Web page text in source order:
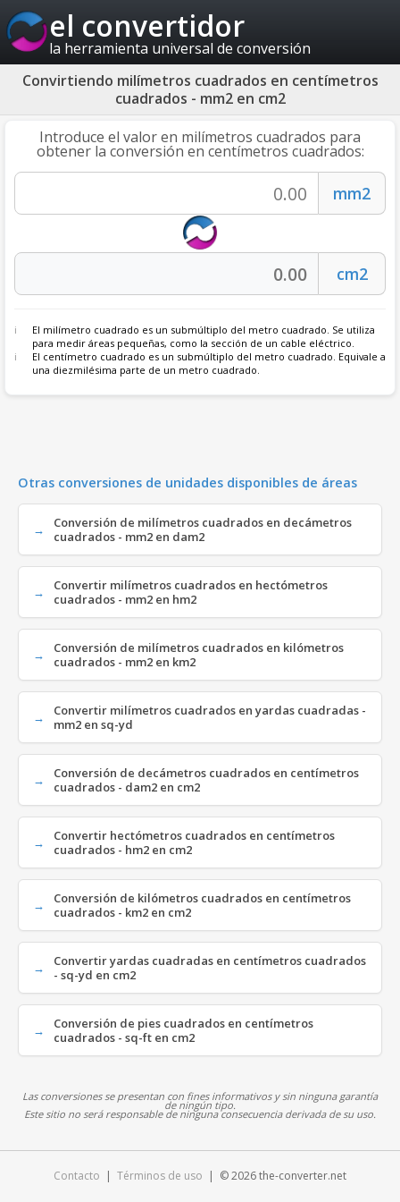
el convertidor
la herramienta universal de conversión
Convirtiendo milímetros cuadrados en centímetros
cuadrados - mm2 en cm2
Introduce el valor en milímetros cuadrados para
obtener la conversión en centímetros cuadrados:
El milímetro cuadrado es un submúltiplo del metro cuadrado. Se utiliza
para medir áreas pequeñas, como la sección de un cable eléctrico.
El centímetro cuadrado es un submúltiplo del metro cuadrado. Equivale a
una diezmilésima parte de un metro cuadrado.
Otras conversiones de unidades disponibles de áreas
Conversión de milímetros cuadrados en decámetros
cuadrados - mm2 en dam2
Convertir milímetros cuadrados en hectómetros
cuadrados - mm2 en hm2
Conversión de milímetros cuadrados en kilómetros
cuadrados - mm2 en km2
Convertir milímetros cuadrados en yardas cuadradas -
mm2 en sq-yd
Conversión de decámetros cuadrados en centímetros
cuadrados - dam2 en cm2
Convertir hectómetros cuadrados en centímetros
cuadrados - hm2 en cm2
Conversión de kilómetros cuadrados en centímetros
cuadrados - km2 en cm2
Convertir yardas cuadradas en centímetros cuadrados
- sq-yd en cm2
Conversión de pies cuadrados en centímetros
cuadrados - sq-ft en cm2
Las conversiones se presentan con fines informativos y sin ninguna garantía
de ningún tipo.
Este sitio no será responsable de ninguna consecuencia derivada de su uso.
Contacto | Términos de uso | © 2026 the-converter.net